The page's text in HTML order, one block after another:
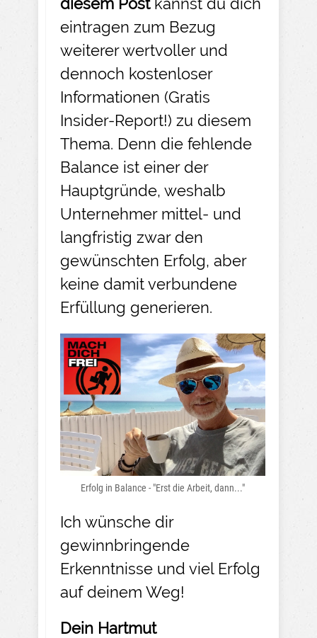
eintragen zum Bezug
weiterer wertvoller und
dennoch kostenloser
Informationen (Gratis
Insider-Report!) zu diesem
Thema. Denn die fehlende
Balance ist einer der
Hauptgründe, weshalb
Unternehmer mittel- und
langfristig zwar den
gewünschten Erfolg, aber
keine damit verbundene
Erfüllung generieren.
Erfolg in Balance - "Erst die Arbeit, dann..."
Ich wünsche dir
gewinnbringende
Erkenntnisse und viel Erfolg
auf deinem Weg!
Dein Hartmut